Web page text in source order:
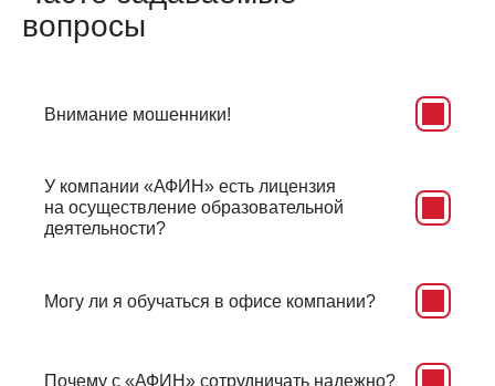
вопросы
Внимание мошенники!
У компании «АФИН» есть лицензия
на осуществление образовательной
деятельности?
Могу ли я обучаться в офисе компании?
Почему с «АФИН» сотрудничать надежно?